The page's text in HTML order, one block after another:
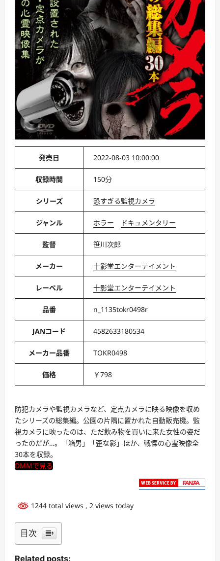
発売日 2022-08-03 10:00:00
収録時間 150分
シリーズ 恐すぎる監視カメラ
ジャンル ホラー ドキュメンタリー
監督 笹川次郎
メーカー 十影堂エンターテイメント
レーベル 十影堂エンターテイメント
品番 n_1135tokr0498r
JANコード 4582633180534
メーカー品番 TOKR0498
価格 ￥798
防犯カメラや監視カメラなど、定点カメラに映る映像を収め
たシリーズの総集編。公園の片隅に置かれた自動販売機。監
視カメラに映ったのは、ただ飲み物を買いに来た女性の姿だ
ったのだが…。「箱男」「歪な影」ほか、戦慄の心霊映像全
30本を収録。
DMMで見る
1244 total views , 2 views today
目次
Related posts: